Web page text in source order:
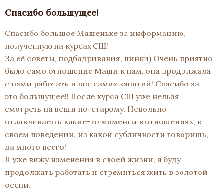
Спасибо большущее!
Спасибо большое Машеньке за информацию,
полученную на курсах СШ!!
За её советы, подбадривания, пинки) Очень приятно
было само отношение Маши к нам, она продолжала
с нами работать и вне самих занятий! Спасибо за
это большущее!! После курса СШ уже нельзя
смотреть на вещи по-старому. Невольно
отлавливаешь какие-то моменты в отношениях, в
своем поведении, из какой субличности говоришь,
да много всего!
Я уже вижу изменения в своей жизни, я буду
продолжать работать и стремиться жить в золотой
осени.